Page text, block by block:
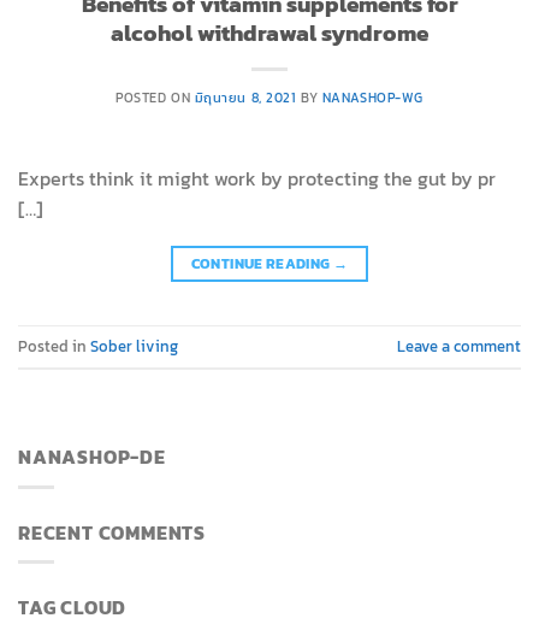
alcohol withdrawal syndrome
POSTED ON มิถุนายน 8, 2021 BY NANASHOP-WG
Experts think it might work by protecting the gut by pr
[…]
CONTINUE READING →
Posted in Sober living Leave a comment
NANASHOP-DE
RECENT COMMENTS
TAG CLOUD